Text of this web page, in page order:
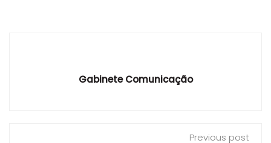
Gabinete Comunicação
Previous post